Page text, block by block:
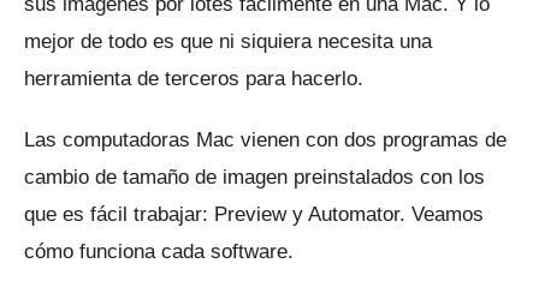
mejor de todo es que ni siquiera necesita una
herramienta de terceros para hacerlo.
Las computadoras Mac vienen con dos programas de
cambio de tamaño de imagen preinstalados con los
que es fácil trabajar: Preview y Automator. Veamos
cómo funciona cada software.